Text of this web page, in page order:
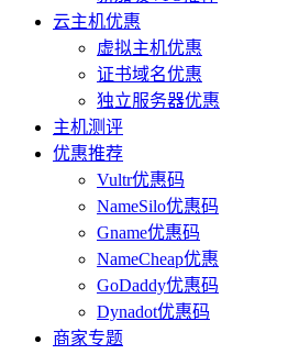
云主机优惠
虚拟主机优惠
证书域名优惠
独立服务器优惠
主机测评
优惠推荐
Vultr优惠码
NameSilo优惠码
Gname优惠码
NameCheap优惠
GoDaddy优惠码
Dynadot优惠码
商家专题